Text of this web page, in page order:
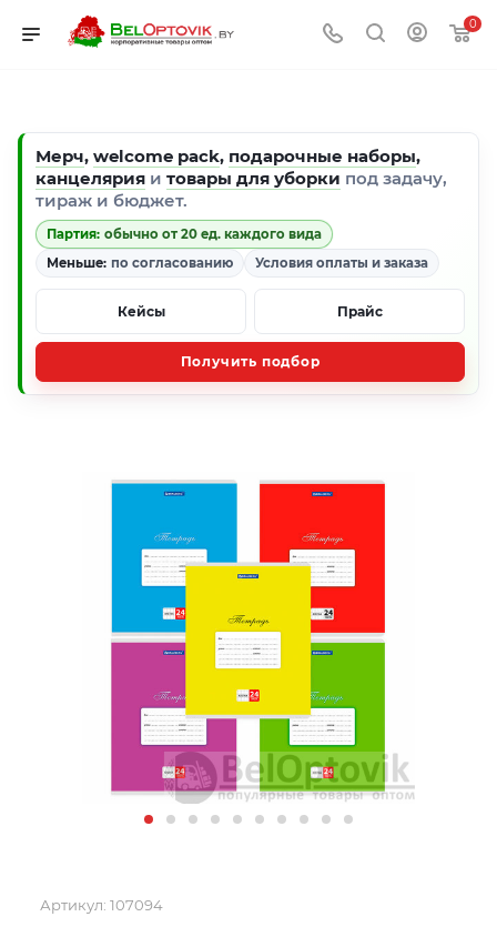
0
Мерч, welcome pack, подарочные наборы,
канцелярия и товары для уборки под задачу,
тираж и бюджет.
Партия: обычно от 20 ед. каждого вида
Меньше: по согласованию Условия оплаты и заказа
Кейсы Прайс
Получить подбор
Артикул: 107094